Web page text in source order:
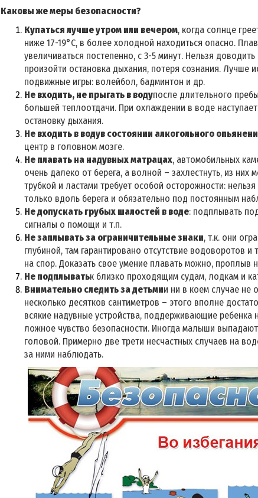
Каковы же меры безопасности?
Купаться лучше утром или вечером, когда солнце
ниже 17-19°С, в более холодной находиться опасно.
увеличиваться постепенно, с 3-5 минут. Нельзя
произойти остановка дыхания, потеря сознания. Лучше
подвижные игры: волейбол, бадминтон и др.
Не входить, не прыгать в водупосле длительного
большей теплоотдачи. При охлаждении в воде
остановку дыхания.
Не входить в водув состоянии алкогольного
центр в головном мозге.
Не плавать на надувных матрацах, автомобильных
очень далеко от берега, а волной – захлестнуть, из
трубкой и ластами требует особой осторожности:
только вдоль берега и обязательно под постоянным
Не допускать грубых шалостей в воде: подплывать
сигналы о помощи и т.п.
Не заплывать за ограничительные знаки, т.к. они
глубиной, там гарантировано отсутствие водоворотов
на спор. Доказать свое умение плавать можно, проплыв
Не подплыватьк близко проходящим судам, лодкам и
Внимательно следить за детьмии ни в коем случае не
несколько десятков сантиметров – этого вполне
всякие надувные устройства, поддерживающие
ложное чувство безопасности. Иногда малыши
головой. Примерно две трети несчастных случаев на
за ними наблюдать.